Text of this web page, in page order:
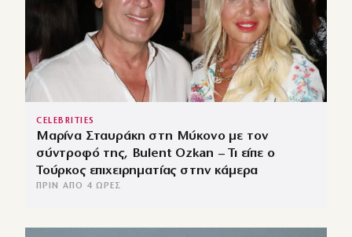
CELEBRITIES
Μαρίνα Σταυράκη στη Μύκονο με τον
σύντροφό της, Bulent Ozkan – Τι είπε ο
Τούρκος επιχειρηματίας στην κάμερα
ΠΡΙΝ ΑΠΌ 4 ΏΡΕΣ